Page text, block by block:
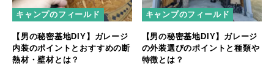
キャンプのフィールド
【男の秘密基地DIY】ガレージ
内装のポイントとおすすめの断
熱材・壁材とは？
キャンプのフィールド
【男の秘密基地DIY】ガレージ
の外装選びのポイントと種類や
特徴とは？